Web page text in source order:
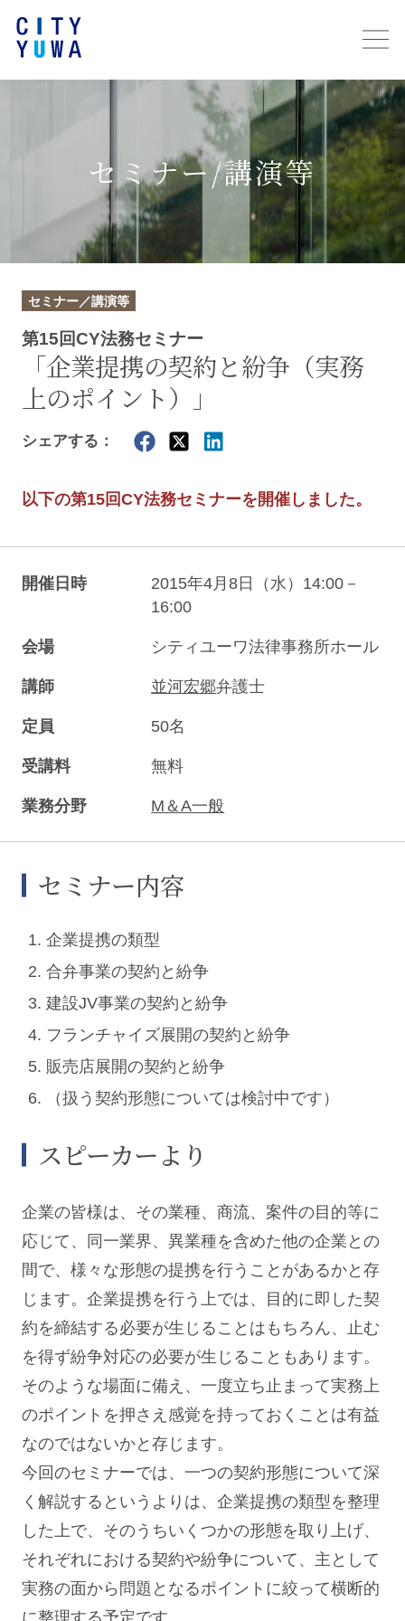
セミナー/講演等
セミナー／講演等
第15回CY法務セミナー
「企業提携の契約と紛争（実務
上のポイント）」
シェアする：
以下の第15回CY法務セミナーを開催しました。
開催日時
2015年4月8日（水）14:00－
16:00
会場 シティユーワ法律事務所ホール
講師 並河宏郷弁護士
定員 50名
受講料 無料
業務分野 M＆A一般
セミナー内容
企業提携の類型
合弁事業の契約と紛争
建設JV事業の契約と紛争
フランチャイズ展開の契約と紛争
販売店展開の契約と紛争
（扱う契約形態については検討中です）
スピーカーより
企業の皆様は、その業種、商流、案件の目的等に
応じて、同一業界、異業種を含めた他の企業との
間で、様々な形態の提携を行うことがあるかと存
じます。企業提携を行う上では、目的に即した契
約を締結する必要が生じることはもちろん、止む
を得ず紛争対応の必要が生じることもあります。
そのような場面に備え、一度立ち止まって実務上
のポイントを押さえ感覚を持っておくことは有益
なのではないかと存じます。
今回のセミナーでは、一つの契約形態について深
く解説するというよりは、企業提携の類型を整理
した上で、そのうちいくつかの形態を取り上げ、
それぞれにおける契約や紛争について、主として
実務の面から問題となるポイントに絞って横断的
に整理する予定です。